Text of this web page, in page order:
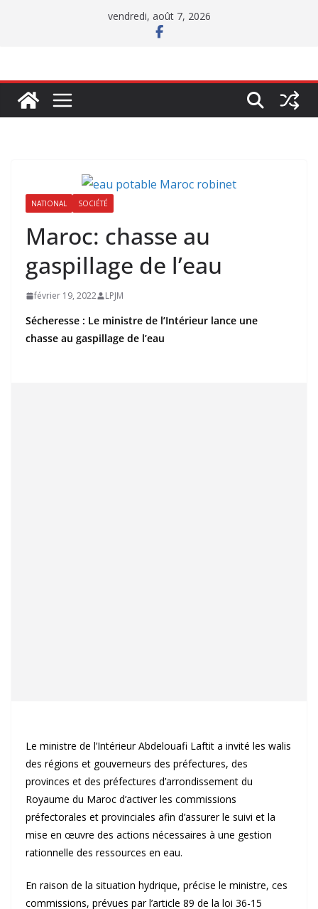
vendredi, août 7, 2026
NATIONAL SOCIÉTÉ
Maroc: chasse au
gaspillage de l’eau
février 19, 2022 LPJM
Sécheresse : Le ministre de l’Intérieur lance une
chasse au gaspillage de l’eau
Le ministre de l’Intérieur Abdelouafi Laftit a invité les walis
des régions et gouverneurs des préfectures, des
provinces et des préfectures d’arrondissement du
Royaume du Maroc d’activer les commissions
préfectorales et provinciales afin d’assurer le suivi et la
mise en œuvre des actions nécessaires à une gestion
rationnelle des ressources en eau.
En raison de la situation hydrique, précise le ministre, ces
commissions, prévues par l’article 89 de la loi 36-15